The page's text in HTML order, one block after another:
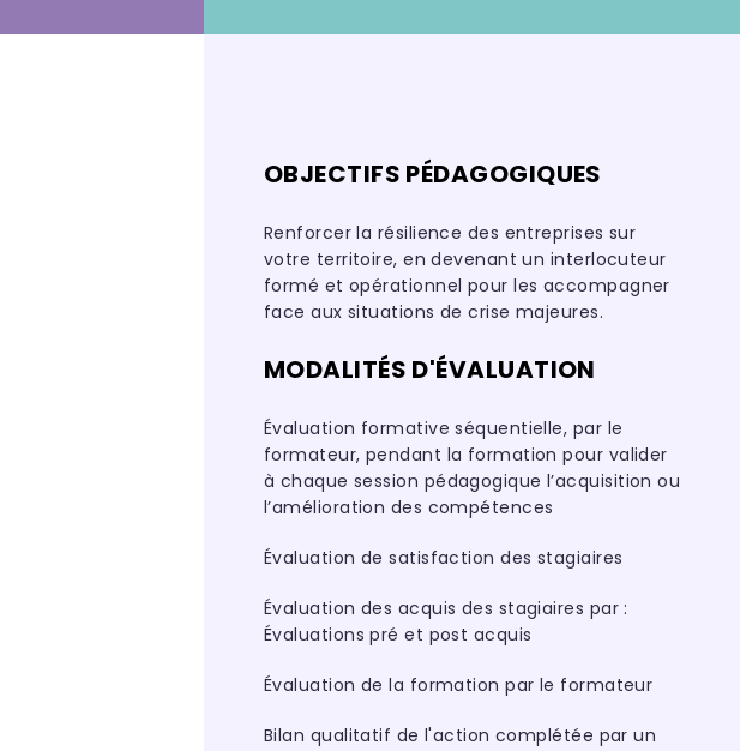
OBJECTIFS PÉDAGOGIQUES
Renforcer la résilience des entreprises sur
votre territoire, en devenant un interlocuteur
formé et opérationnel pour les accompagner
face aux situations de crise majeures.
MODALITÉS D'ÉVALUATION
Évaluation formative séquentielle, par le
formateur, pendant la formation pour valider
à chaque session pédagogique l’acquisition ou
l’amélioration des compétences
Évaluation de satisfaction des stagiaires
Évaluation des acquis des stagiaires par :
Évaluations pré et post acquis
Évaluation de la formation par le formateur
Bilan qualitatif de l'action complétée par un